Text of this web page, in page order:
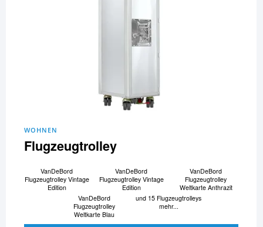
WOHNEN
Flugzeugtrolley
VanDeBord
Flugzeugtrolley Vintage
Edition
VanDeBord
Flugzeugtrolley Vintage
Edition
VanDeBord
Flugzeugtrolley
Weltkarte Anthrazit
VanDeBord
Flugzeugtrolley
Weltkarte Blau
und 15 Flugzeugtrolleys
mehr...